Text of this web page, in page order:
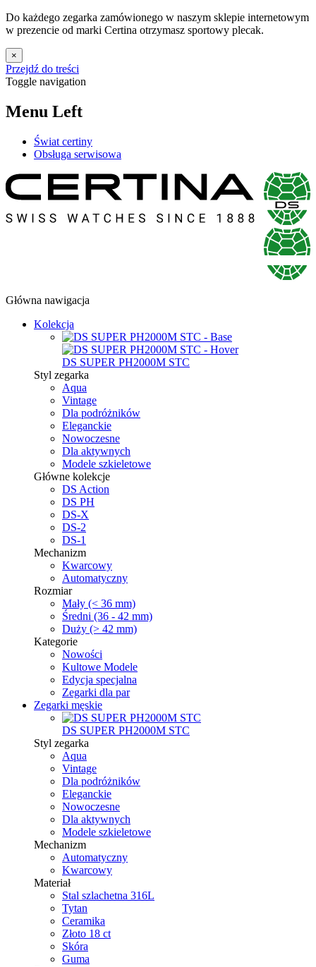
Do każdego zegarka zamówionego w naszym sklepie internetowym
w prezencie od marki Certina otrzymasz sportowy plecak.
×
Przejdź do treści
Toggle navigation
Menu Left
Świat certiny
Obsługa serwisowa
Główna nawigacja
Kolekcja
DS SUPER PH2000M STC
Styl zegarka
Aqua
Vintage
Dla podróżników
Eleganckie
Nowoczesne
Dla aktywnych
Modele szkieletowe
Główne kolekcje
DS Action
DS PH
DS-X
DS-2
DS-1
Mechanizm
Kwarcowy
Automatyczny
Rozmiar
Mały (< 36 mm)
Średni (36 - 42 mm)
Duży (> 42 mm)
Kategorie
Nowości
Kultowe Modele
Edycja specjalna
Zegarki dla par
Zegarki męskie
DS SUPER PH2000M STC
Styl zegarka
Aqua
Vintage
Dla podróżników
Eleganckie
Nowoczesne
Dla aktywnych
Modele szkieletowe
Mechanizm
Automatyczny
Kwarcowy
Materiał
Stal szlachetna 316L
Tytan
Ceramika
Złoto 18 ct
Skóra
Guma